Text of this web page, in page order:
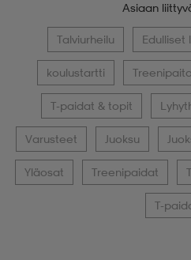
Asiaan
Talviurheilu Edulliset
koulustartti Treenipaita
T-paidat & topit
Varusteet Juoksu
Yläosat Treenipaidat
T-